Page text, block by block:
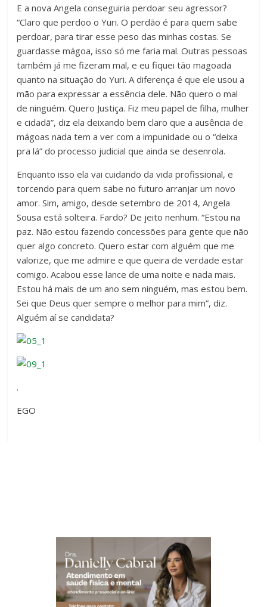
E a nova Angela conseguiria perdoar seu agressor?
“Claro que perdoo o Yuri. O perdão é para quem sabe
perdoar, para tirar esse peso das minhas costas. Se
guardasse mágoa, isso só me faria mal. Outras pessoas
também já me fizeram mal, e eu fiquei tão magoada
quanto na situação do Yuri. A diferença é que ele usou a
mão para expressar a essência dele. Não quero o mal
de ninguém. Quero Justiça. Fiz meu papel de filha, mulher
e cidadã”, diz ela deixando bem claro que a ausência de
mágoas nada tem a ver com a impunidade ou o “deixa
pra lá” do processo judicial que ainda se desenrola.
Enquanto isso ela vai cuidando da vida profissional, e
torcendo para quem sabe no futuro arranjar um novo
amor. Sim, amigo, desde setembro de 2014, Angela
Sousa está solteira. Fardo? De jeito nenhum. “Estou na
paz. Não estou fazendo concessões para gente que não
quer algo concreto. Quero estar com alguém que me
valorize, que me admire e que queira de verdade estar
comigo. Acabou esse lance de uma noite e nada mais.
Estou há mais de um ano sem ninguém, mas estou bem.
Sei que Deus quer sempre o melhor para mim”, diz.
Alguém aí se candidata?
.
EGO